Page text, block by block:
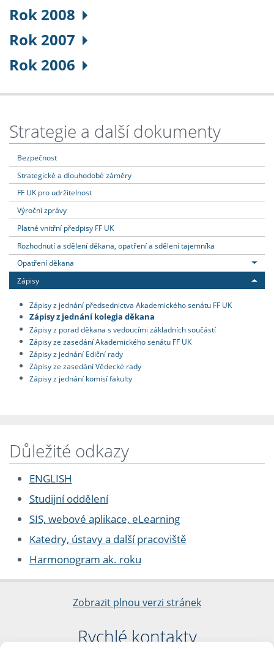
Rok 2008
Rok 2007
Rok 2006
Strategie a další dokumenty
Bezpečnost
Strategické a dlouhodobé záměry
FF UK pro udržitelnost
Výroční zprávy
Platné vnitřní předpisy FF UK
Rozhodnutí a sdělení děkana, opatření a sdělení tajemníka
Opatření děkana
Zápisy
Zápisy z jednání předsednictva Akademického senátu FF UK
Zápisy z jednání kolegia děkana
Zápisy z porad děkana s vedoucími základních součástí
Zápisy ze zasedání Akademického senátu FF UK
Zápisy z jednání Ediční rady
Zápisy ze zasedání Vědecké rady
Zápisy z jednání komisí fakulty
Důležité odkazy
ENGLISH
Studijní oddělení
SIS, webové aplikace, eLearning
Katedry, ústavy a další pracoviště
Harmonogram ak. roku
Zobrazit plnou verzi stránek
Rychlé kontakty